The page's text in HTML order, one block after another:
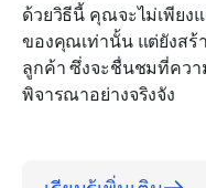
ด้วยวิธีนี้ คุณจะไม่เพียง
ของคุณเท่านั้น แต่ยังส
ลูกค้า ซึ่งจะชื่นชมที่ควา
พิจารณาอย่างจริงจัง